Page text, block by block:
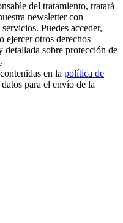
del tratamiento, tratará
newsletter con
Puedes acceder,
ejercer otros derechos
sobre protección de
.
en la política de
para el envío de la